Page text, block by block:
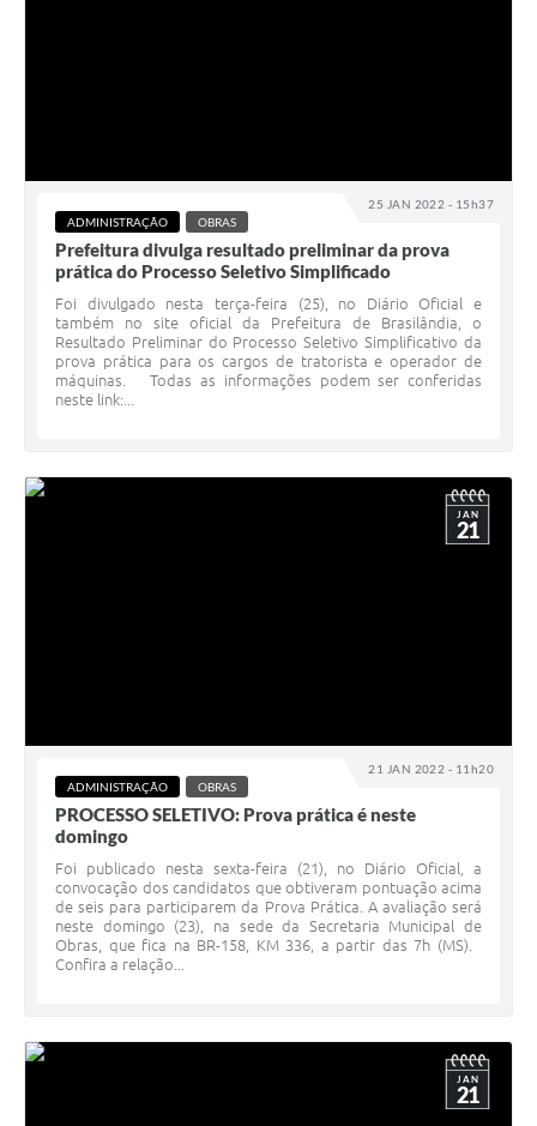
25 JAN 2022 - 15h37
ADMINISTRAÇÃO
OBRAS
Prefeitura divulga resultado preliminar da prova
prática do Processo Seletivo Simplificado
Foi divulgado nesta terça-feira (25), no Diário Oficial e
também no site oficial da Prefeitura de Brasilândia, o
Resultado Preliminar do Processo Seletivo Simplificativo da
prova prática para os cargos de tratorista e operador de
máquinas. Todas as informações podem ser conferidas
neste link:...
21 JAN 2022 - 11h20
JAN
21
ADMINISTRAÇÃO OBRAS
PROCESSO SELETIVO: Prova prática é neste
domingo
Foi publicado nesta sexta-feira (21), no Diário Oficial, a
convocação dos candidatos que obtiveram pontuação acima
de seis para participarem da Prova Prática. A avaliação será
neste domingo (23), na sede da Secretaria Municipal de
Obras, que fica na BR-158, KM 336, a partir das 7h (MS).
Confira a relação...
JAN
21